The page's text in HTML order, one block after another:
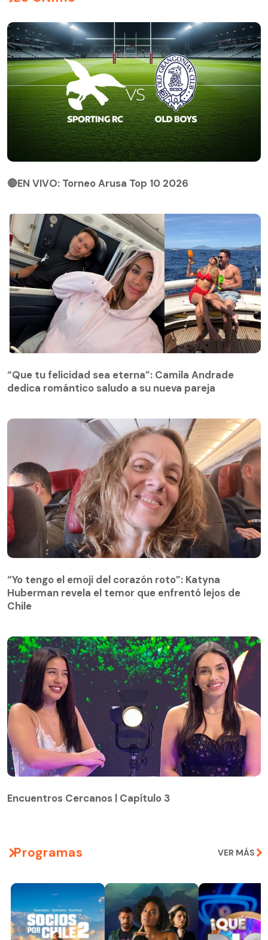
🔴EN VIVO: Torneo Arusa Top 10 2026
“Que tu felicidad sea eterna”: Camila Andrade
dedica romántico saludo a su nueva pareja
“Yo tengo el emoji del corazón roto”: Katyna
Huberman revela el temor que enfrentó lejos de
Chile
Encuentros Cercanos | Capítulo 3
Programas VER MÁS